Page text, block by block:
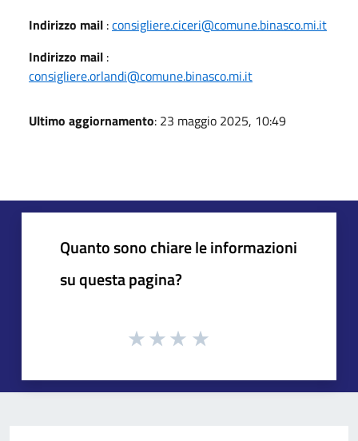
Indirizzo mail :consigliere.ciceri@comune.binasco.mi.it
Indirizzo mail :
consigliere.orlandi@comune.binasco.mi.it
Ultimo aggiornamento: 23 maggio 2025, 10:49
Quanto sono chiare le informazioni
su questa pagina?